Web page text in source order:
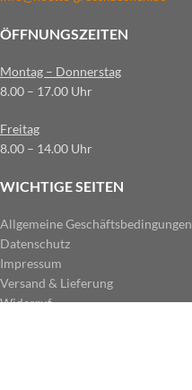
ÖFFNUNGSZEITEN
Montag – Donnerstag
8.00 – 17.00 Uhr
Freitag
8.00 – 14.00 Uhr
WICHTIGE SEITEN
Allgemeine Geschäftsbedingungen
Datenschutz
Impressum
Versand & Lieferung
Widerruf